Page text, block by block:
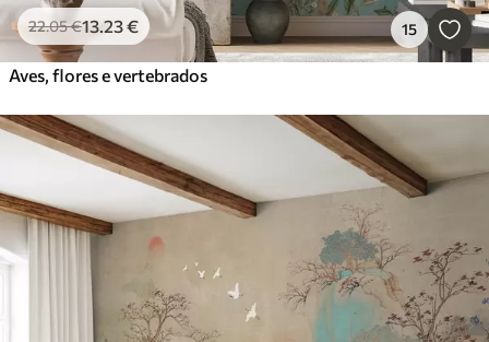
22.05€13.23€ 15
Aves, flores e vertebrados